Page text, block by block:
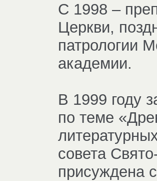
С 1998 –
Церкви,
патрологии
академии.
В 1999 году
по теме
совета
присуждена